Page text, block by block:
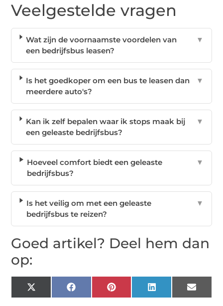
Veelgestelde vragen
Wat zijn de voornaamste voordelen van
een bedrijfsbus leasen?
▼
Is het goedkoper om een bus te leasen dan
meerdere auto's?
▼
Kan ik zelf bepalen waar ik stops maak bij
een geleaste bedrijfsbus?
▼
Hoeveel comfort biedt een geleaste
bedrijfsbus?
▼
Is het veilig om met een geleaste
bedrijfsbus te reizen?
▼
Goed artikel? Deel hem dan
op:
X
(Twitter)
Facebook Pinterest LinkedIn Email